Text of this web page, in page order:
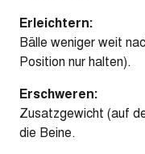
Erleichtern:
Bälle weniger weit
Position nur halten).
Erschweren:
Zusatzgewicht (auf
die Beine.